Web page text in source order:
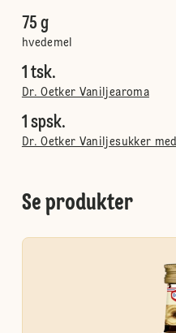
75 g
hvedemel
1 tsk.
Dr. Oetker Vaniljearoma
1 spsk.
Dr. Oetker Vaniljesukker
Se produkter